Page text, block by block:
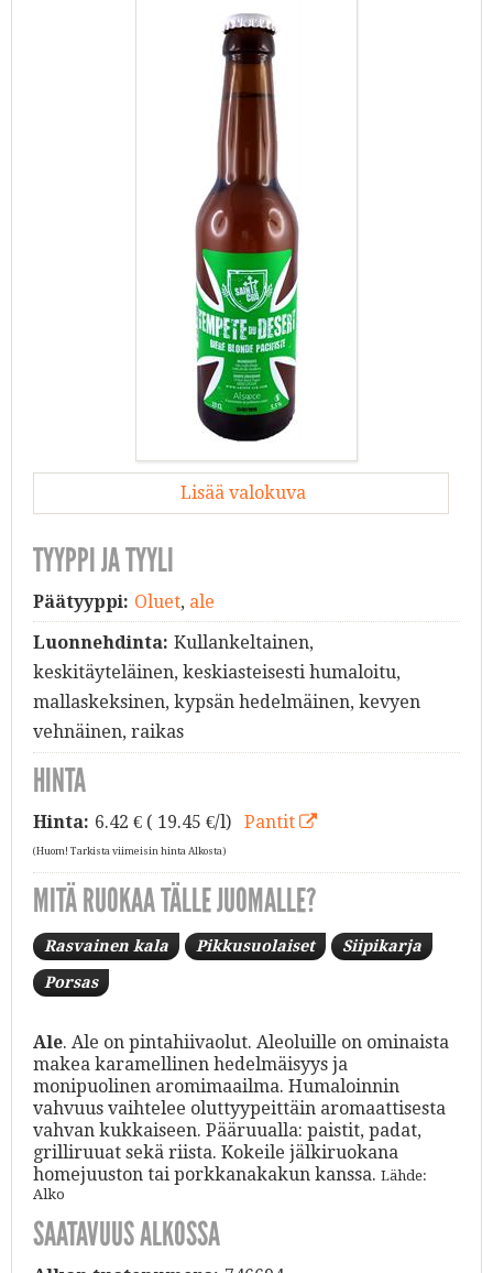
Lisää valokuva
TYYPPI JA TYYLI
Päätyyppi: Oluet, ale
Luonnehdinta: Kullankeltainen,
keskitäyteläinen, keskiasteisesti humaloitu,
mallaskeksinen, kypsän hedelmäinen, kevyen
vehnäinen, raikas
HINTA
Hinta: 6.42 € ( 19.45 €/l) Pantit
(Huom! Tarkista viimeisin hinta Alkosta)
MITÄ RUOKAA TÄLLE JUOMALLE?
Rasvainen kala Pikkusuolaiset Siipikarja
Porsas
Ale. Ale on pintahiivaolut. Aleoluille on ominaista
makea karamellinen hedelmäisyys ja
monipuolinen aromimaailma. Humaloinnin
vahvuus vaihtelee oluttyypeittäin aromaattisesta
vahvan kukkaiseen. Pääruualla: paistit, padat,
grilliruuat sekä riista. Kokeile jälkiruokana
homejuuston tai porkkanakakun kanssa. Lähde:
Alko
SAATAVUUS ALKOSSA